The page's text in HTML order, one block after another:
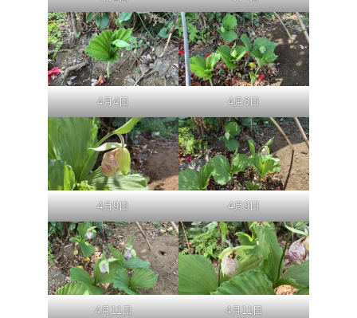
4月4日 4月8日
4月9日 4月9日
4月11日 4月11日
牡丹
クマガイソウ
ツツジ